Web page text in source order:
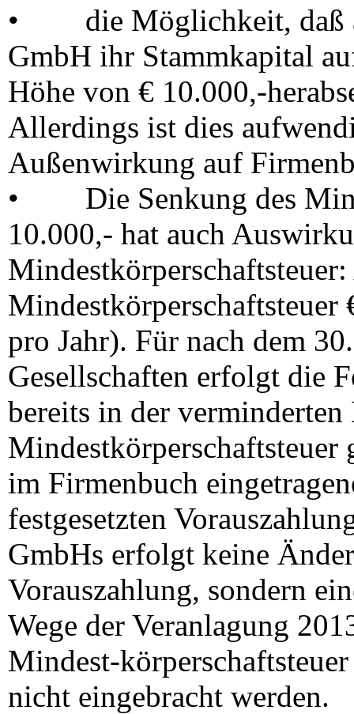
•
die Möglichkeit, daß
GmbH ihr Stammkapital
Höhe von € 10.000,-
Allerdings ist dies
Außenwirkung auf
•
Die Senkung des
10.000,- hat auch
Mindestkörperschaftsteuer
Mindestkörperschaftsteuer
pro Jahr). Für nach dem
Gesellschaften erfolgt die
bereits in der
im Firmenbuch eingetragen
festgesetzten
GmbHs erfolgt keine
Vorauszahlung, sondern
Wege der Veranlagung
Mindest-
nicht eingebracht werden.